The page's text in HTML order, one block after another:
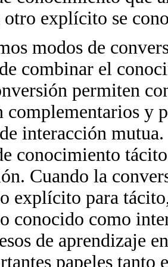
otro explícito se
modos de
combinar el
permiten
y
interacción
conocimiento
Cuando la
explícito para
conocido como
de aprendizaje
papeles tanto